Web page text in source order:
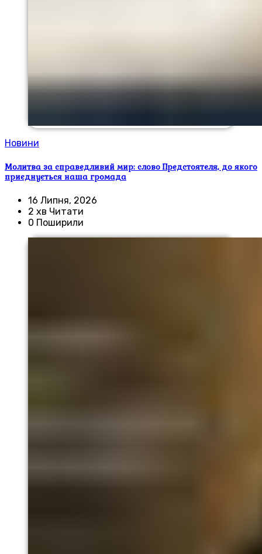
Новини
Молитва за справедливий мир: слово Предстоятеля, до якого
приєднується наша громада
16 Липня, 2026
2 хв Читати
0 Поширили